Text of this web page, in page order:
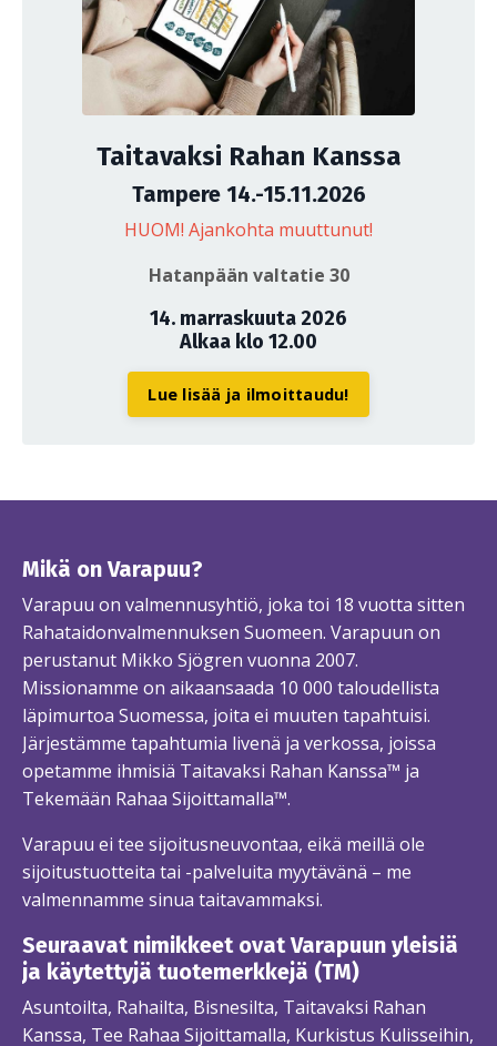
Taitavaksi Rahan Kanssa
Tampere 14.-15.11.2026
HUOM! Ajankohta muuttunut!
Hatanpään valtatie 30
14. marraskuuta 2026
Alkaa klo 12.00
Lue lisää ja ilmoittaudu!
Mikä on Varapuu?
Varapuu on valmennusyhtiö, joka toi 18 vuotta sitten
Rahataidonvalmennuksen Suomeen. Varapuun on
perustanut Mikko Sjögren vuonna 2007.
Missionamme on aikaansaada 10 000 taloudellista
läpimurtoa Suomessa, joita ei muuten tapahtuisi.
Järjestämme tapahtumia livenä ja verkossa, joissa
opetamme ihmisiä Taitavaksi Rahan Kanssa™ ja
Tekemään Rahaa Sijoittamalla™.
Varapuu ei tee sijoitusneuvontaa, eikä meillä ole
sijoitustuotteita tai -palveluita myytävänä – me
valmennamme sinua taitavammaksi.
Seuraavat nimikkeet ovat Varapuun yleisiä
ja käytettyjä tuotemerkkejä (TM)
Asuntoilta, Rahailta, Bisnesilta, Taitavaksi Rahan
Kanssa, Tee Rahaa Sijoittamalla, Kurkistus Kulisseihin,